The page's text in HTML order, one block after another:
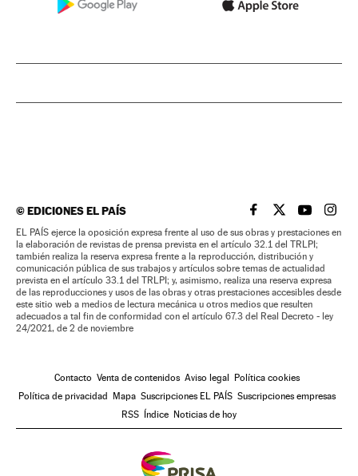
©EDICIONES EL PAÍS EL PAÍS BRASIL EN
EL PAÍSEL PAÍS
EL
EL PAÍS ejerce la oposición expresa frente al uso de sus obras y prestaciones en
la elaboración de revistas de prensa prevista en el artículo 32.1 del TRLPI;
también realiza la reserva expresa frente a la reproducción, distribución y
comunicación pública de sus trabajos y artículos sobre temas de actualidad
prevista en el artículo 33.1 del TRLPI; y, asimismo, realiza una reserva expresa
de las reproducciones y usos de las obras y otras prestaciones accesibles desde
este sitio web a medios de lectura mecánica u otros medios que resulten
adecuados a tal fin de conformidad con el artículo 67.3 del Real Decreto - ley
24/2021, de 2 de noviembre
Contacto Venta de contenidos Aviso legal
Política cookies
Política de privacidad
Mapa Suscripciones EL PAÍS Suscripciones empresas
RSS
Índice Noticias de hoy